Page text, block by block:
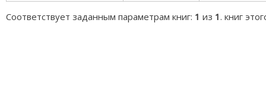
Соответствует заданным параметрам книг: 1 из 1. книг